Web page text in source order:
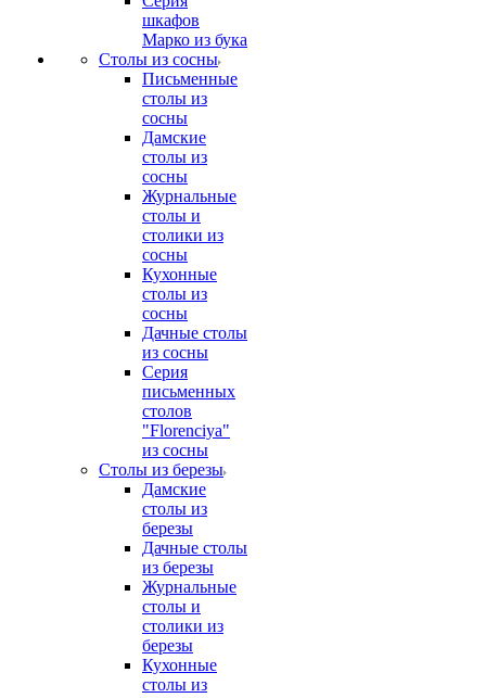
шкафов
Марко из бука
Столы из сосны
Письменные
столы из
сосны
Дамские
столы из
сосны
Журнальные
столы и
столики из
сосны
Кухонные
столы из
сосны
Дачные столы
из сосны
Серия
письменных
столов
"Florenciya"
из сосны
Столы из березы
Дамские
столы из
березы
Дачные столы
из березы
Журнальные
столы и
столики из
березы
Кухонные
столы из